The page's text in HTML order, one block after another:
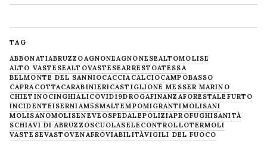
TAG
ABBONATIABRUZZOAGNONEAGNONESEALTOMOLISE
ALTO VASTESEALTOVASTESEARRESTOATESSA
BELMONTE DEL SANNIOCACCIACALCIOCAMPOBASSO
CAPRACOTTACARABINIERICASTIGLIONE MESSER MARINO
CHIETINOCINGHIALICOVID19DROGAFINANZAFORESTALE FURTO
INCIDENTEISERNIAM5SMALTEMPOMIGRANTIMOLISANI
MOLISANOMOLISENEVE OSPEDALEPOLIZIAPROFUGHISANITÀ
SCHIAVI DI ABRUZZOSCUOLASELECONTROLLOTERMOLI
VASTESEVASTOVENAFROVIABILITÀVIGILI DEL FUOCO